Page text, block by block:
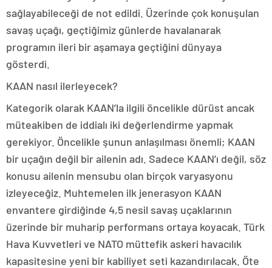
sağlayabileceği de not edildi. Üzerinde çok konuşulan
savaş uçağı, geçtiğimiz günlerde havalanarak
programın ileri bir aşamaya geçtiğini dünyaya
gösterdi.
KAAN nasıl ilerleyecek?
Kategorik olarak KAAN’la ilgili öncelikle dürüst ancak
müteakiben de iddialı iki değerlendirme yapmak
gerekiyor. Öncelikle şunun anlaşılması önemli; KAAN
bir uçağın değil bir ailenin adı. Sadece KAAN’ı değil, söz
konusu ailenin mensubu olan birçok varyasyonu
izleyeceğiz. Muhtemelen ilk jenerasyon KAAN
envantere girdiğinde 4,5 nesil savaş uçaklarının
üzerinde bir muharip performans ortaya koyacak. Türk
Hava Kuvvetleri ve NATO müttefik askeri havacılık
kapasitesine yeni bir kabiliyet seti kazandırılacak. Öte